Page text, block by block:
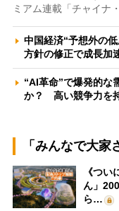
ミアム連載「チャイナ
中国経済“予想外の
方針の修正で成長加
“AI革命”で爆発的な
か？ 高い競争力を
「みんなで大
《つ
ん」
ら…